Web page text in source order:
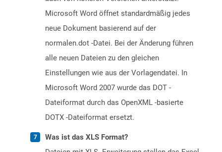
Microsoft Word öffnet standardmäßig jedes
neue Dokument basierend auf der
normalen.dot -Datei. Bei der Änderung führen
alle neuen Dateien zu den gleichen
Einstellungen wie aus der Vorlagendatei. In
Microsoft Word 2007 wurde das DOT -
Dateiformat durch das OpenXML -basierte
DOTX -Dateiformat ersetzt.
Was ist das XLS Format?